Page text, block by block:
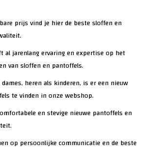
prijs vind je hier de beste sloffen en
al jarenlang ervaring en expertise op het
van sloffen en pantoffels.
heren als kinderen, is er een nieuw
te vinden in onze webshop.
en stevige nieuwe pantoffels en
op persoonlijke communicatie en de beste